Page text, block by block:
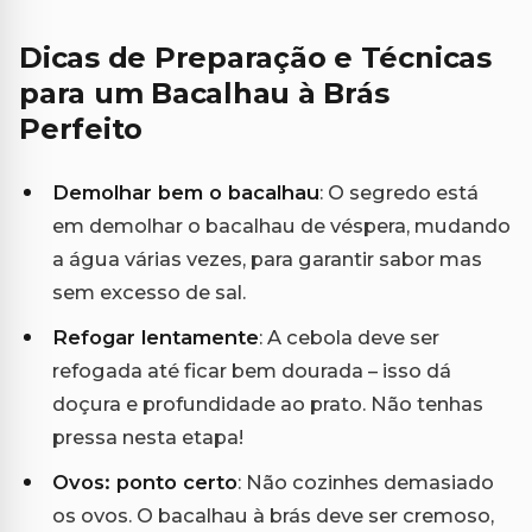
Dicas de Preparação e Técnicas
para um Bacalhau à Brás
Perfeito
Demolhar bem o bacalhau: O segredo está
em demolhar o bacalhau de véspera, mudando
a água várias vezes, para garantir sabor mas
sem excesso de sal.
Refogar lentamente: A cebola deve ser
refogada até ficar bem dourada – isso dá
doçura e profundidade ao prato. Não tenhas
pressa nesta etapa!
Ovos: ponto certo: Não cozinhes demasiado
os ovos. O bacalhau à brás deve ser cremoso,